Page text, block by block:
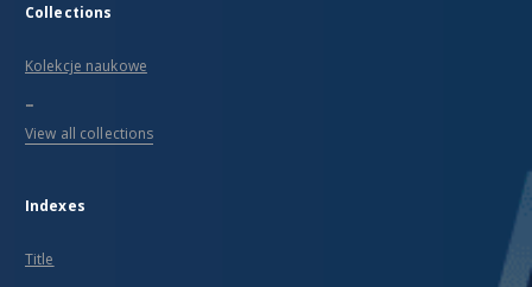
Collections
Kolekcje naukowe
...
View all collections
Indexes
Title